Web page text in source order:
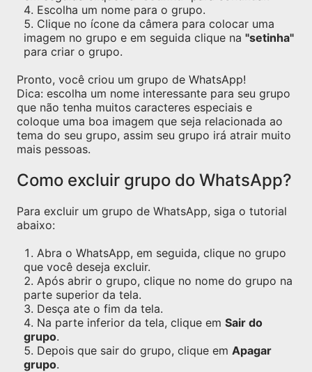
Escolha um nome para o grupo.
Clique no ícone da câmera para colocar uma
imagem no grupo e em seguida clique na "setinha"
para criar o grupo.
Pronto, você criou um grupo de WhatsApp!
Dica: escolha um nome interessante para seu grupo
que não tenha muitos caracteres especiais e
coloque uma boa imagem que seja relacionada ao
tema do seu grupo, assim seu grupo irá atrair muito
mais pessoas.
Como excluir grupo do WhatsApp?
Para excluir um grupo de WhatsApp, siga o tutorial
abaixo:
Abra o WhatsApp, em seguida, clique no grupo
que você deseja excluir.
Após abrir o grupo, clique no nome do grupo na
parte superior da tela.
Desça ate o fim da tela.
Na parte inferior da tela, clique em Sair do
grupo.
Depois que sair do grupo, clique em Apagar
grupo.